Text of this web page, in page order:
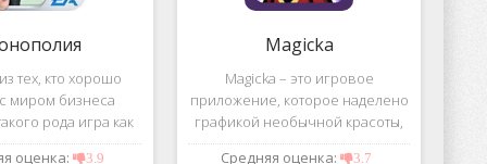
тех, кто хорошо
миром бизнеса
рода игра как
настольная игра
оценка: 3.9
Magicka
Magicka – это игровое
приложение, которое наделено
графикой необычной красоты,
все персонажи в нем весьма
Средняя оценка: 3.7